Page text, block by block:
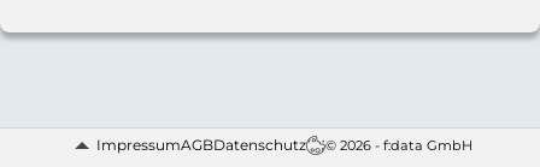
ImpressumAGBDatenschutz © 2026 - f:data GmbH